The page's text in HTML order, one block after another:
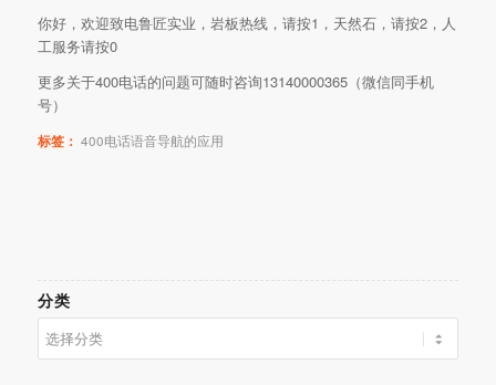
你好，欢迎致电鲁匠实业，岩板热线，请按1，天然石，请按2，人
工服务请按0
更多关于400电话的问题可随时咨询13140000365（微信同手机
号）
标签： 400电话语音导航的应用
分类
类